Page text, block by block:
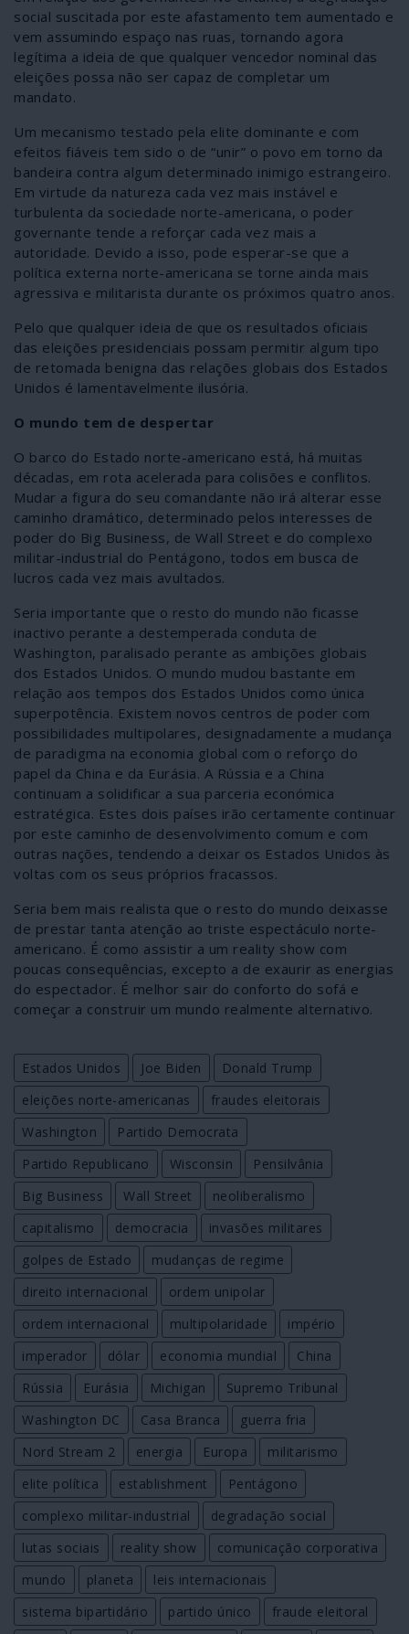
social suscitada por este afastamento tem aumentado e
vem assumindo espaço nas ruas, tornando agora
legítima a ideia de que qualquer vencedor nominal das
eleições possa não ser capaz de completar um
mandato.
Um mecanismo testado pela elite dominante e com
efeitos fiáveis tem sido o de “unir” o povo em torno da
bandeira contra algum determinado inimigo estrangeiro.
Em virtude da natureza cada vez mais instável e
turbulenta da sociedade norte-americana, o poder
governante tende a reforçar cada vez mais a
autoridade. Devido a isso, pode esperar-se que a
política externa norte-americana se torne ainda mais
agressiva e militarista durante os próximos quatro anos.
Pelo que qualquer ideia de que os resultados oficiais
das eleições presidenciais possam permitir algum tipo
de retomada benigna das relações globais dos Estados
Unidos é lamentavelmente ilusória.
O mundo tem de despertar
O barco do Estado norte-americano está, há muitas
décadas, em rota acelerada para colisões e conflitos.
Mudar a figura do seu comandante não irá alterar esse
caminho dramático, determinado pelos interesses de
poder do Big Business, de Wall Street e do complexo
militar-industrial do Pentágono, todos em busca de
lucros cada vez mais avultados.
Seria importante que o resto do mundo não ficasse
inactivo perante a destemperada conduta de
Washington, paralisado perante as ambições globais
dos Estados Unidos. O mundo mudou bastante em
relação aos tempos dos Estados Unidos como única
superpotência. Existem novos centros de poder com
possibilidades multipolares, designadamente a mudança
de paradigma na economia global com o reforço do
papel da China e da Eurásia. A Rússia e a China
continuam a solidificar a sua parceria económica
estratégica. Estes dois países irão certamente continuar
por este caminho de desenvolvimento comum e com
outras nações, tendendo a deixar os Estados Unidos às
voltas com os seus próprios fracassos.
Seria bem mais realista que o resto do mundo deixasse
de prestar tanta atenção ao triste espectáculo norte-
americano. É como assistir a um reality show com
poucas consequências, excepto a de exaurir as energias
do espectador. É melhor sair do conforto do sofá e
começar a construir um mundo realmente alternativo.
Estados Unidos Joe Biden
Donald Trump
eleições norte-americanas
fraudes eleitorais
Washington
Partido Democrata
Partido Republicano
Wisconsin
Pensilvânia
Big Business
Wall Street
neoliberalismo
capitalismo
democracia
invasões militares
golpes de Estado
mudanças de regime
direito internacional
ordem unipolar
ordem internacional
multipolaridade
império
imperador
dólar economia mundial
China
Rússia
Eurásia Michigan
Supremo Tribunal
Washington DC
Casa Branca
guerra fria
Nord Stream 2
energia Europa
militarismo
elite política
establishment
Pentágono
complexo militar-industrial
degradação social
lutas sociais
reality show
comunicação corporativa
mundo
planeta
leis internacionais
sistema bipartidário
partido único
fraude eleitoral